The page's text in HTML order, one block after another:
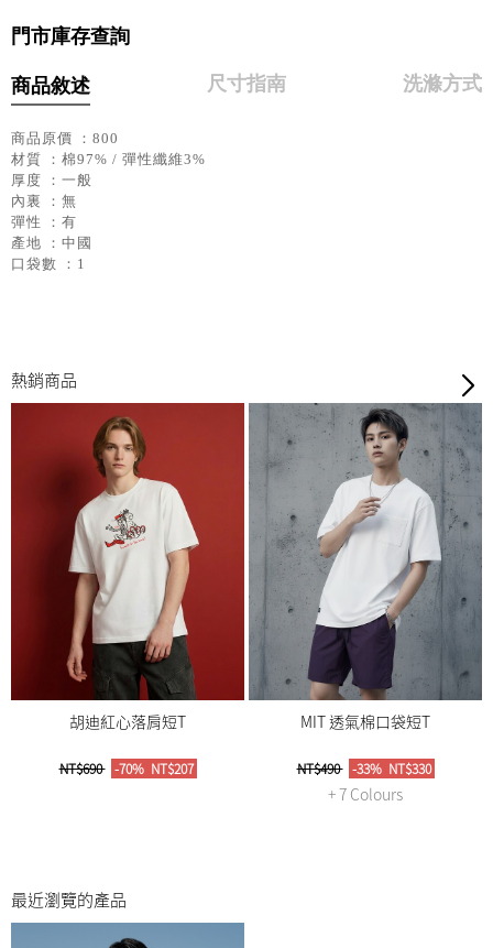
門市庫存查詢
商品敘述 尺寸指南 洗滌方式
商品原價 ：800
材質 ：棉97% / 彈性纖維3%
厚度 ：一般
內裏 ：無
彈性 ：有
產地 ：中國
口袋數 ：1
熱銷商品
胡迪紅心落肩短T
NT$690 -70% NT$207
MIT 透氣棉口袋短T
NT$490 -33% NT$330
+ 7 Colours
最近瀏覽的產品